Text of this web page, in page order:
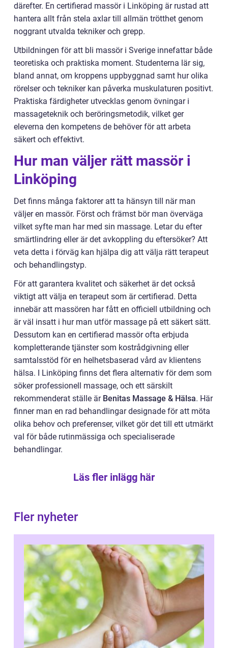
därefter. En certifierad massör i Linköping är rustad att
hantera allt från stela axlar till allmän trötthet genom
noggrant utvalda tekniker och grepp.
Utbildningen för att bli massör i Sverige innefattar både
teoretiska och praktiska moment. Studenterna lär sig,
bland annat, om kroppens uppbyggnad samt hur olika
rörelser och tekniker kan påverka muskulaturen positivt.
Praktiska färdigheter utvecklas genom övningar i
massageteknik och beröringsmetodik, vilket ger
eleverna den kompetens de behöver för att arbeta
säkert och effektivt.
Hur man väljer rätt massör i
Linköping
Det finns många faktorer att ta hänsyn till när man
väljer en massör. Först och främst bör man överväga
vilket syfte man har med sin massage. Letar du efter
smärtlindring eller är det avkoppling du eftersöker? Att
veta detta i förväg kan hjälpa dig att välja rätt terapeut
och behandlingstyp.
För att garantera kvalitet och säkerhet är det också
viktigt att välja en terapeut som är certifierad. Detta
innebär att massören har fått en officiell utbildning och
är väl insatt i hur man utför massage på ett säkert sätt.
Dessutom kan en certifierad massör ofta erbjuda
kompletterande tjänster som kostrådgivning eller
samtalsstöd för en helhetsbaserad vård av klientens
hälsa. I Linköping finns det flera alternativ för dem som
söker professionell massage, och ett särskilt
rekommenderat ställe är Benitas Massage & Hälsa. Här
finner man en rad behandlingar designade för att möta
olika behov och preferenser, vilket gör det till ett utmärkt
val för både rutinmässiga och specialiserade
behandlingar.
Läs fler inlägg här
Fler nyheter